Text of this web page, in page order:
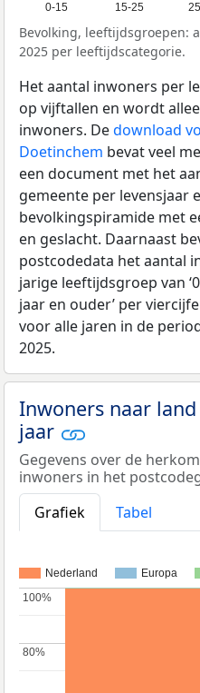
0-15 15-25
Bevolking, leeftijdsgroepen:
2025 per leeftijdscategorie.
Het aantal inwoners per
op vijftallen en wordt
inwoners. Dedownload
Doetinchem bevat veel
een document met het
gemeente per levensjaar
bevolkingspiramide met
en geslacht. Daarnaast
postcodedata het aantal
jarige leeftijdsgroep van
jaar en ouder’ per
voor alle jaren in de
2025.
Inwoners naar
jaar
Gegevens over de
inwoners in het
Grafiek
Tabel
Nederland Europa
80%
80%
100%
100%